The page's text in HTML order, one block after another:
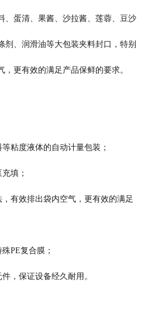
、 蛋清、 果酱、 沙拉酱、 莲蓉、 豆沙
剂 润滑油等大包装夹料封口，特别
，更有效的满足 产品保鲜的要求。
粘度液体的自动计量包装 ；
充填；
有效排出袋内空气，更有效的满足
殊PE复合膜；
，保证设备经久耐用。